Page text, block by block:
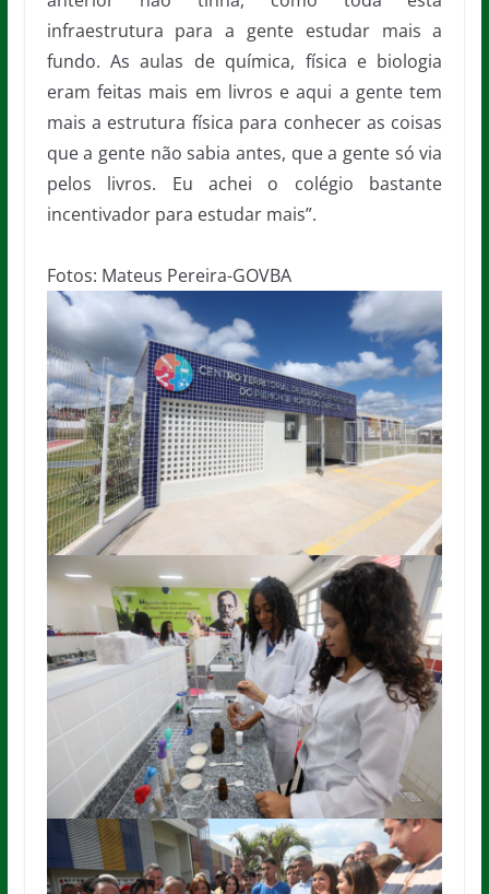
infraestrutura para a gente estudar mais a
fundo. As aulas de química, física e biologia
eram feitas mais em livros e aqui a gente tem
mais a estrutura física para conhecer as coisas
que a gente não sabia antes, que a gente só via
pelos livros. Eu achei o colégio bastante
incentivador para estudar mais”.
Fotos: Mateus Pereira-GOVBA